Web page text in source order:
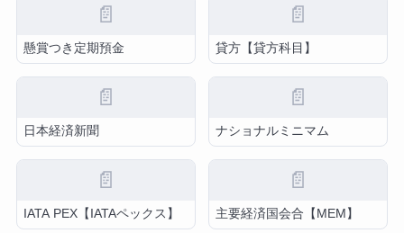
📄
懸賞つき定期預金
📄
貸方【貸方科目】
📄
日本経済新聞
📄
ナショナルミニマム
📄
IATA PEX【IATAペックス】
📄
主要経済国会合【MEM】